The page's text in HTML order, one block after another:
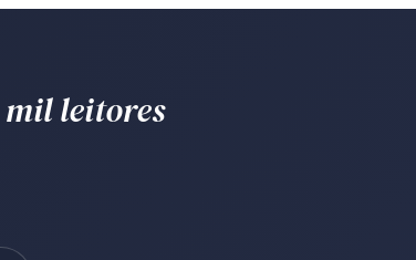
mil leitores